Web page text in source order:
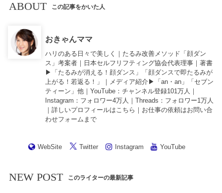
ABOUT この記事をかいた人
おきゃんママ
ハリのある日々で美しく｜たるみ改善メソッド「顔ダン
ス」考案者｜日本セルフリフティング協会代表理事｜著書
▶︎「 たるみが消える！顔ダンス 」「 顔ダンスで即たるみが
上がる！若返る！ 」｜メディア紹介▶︎「an・an」「セブン
ティーン」他｜YouTube ：チャンネル登録101万人｜
Instagram ：フォロワー4万人｜Threads ：フォロワー1万人
｜詳しいプロフィールはこちら ｜お仕事の依頼はお問い合
わせフォーム まで
WebSite Twitter Instagram YouTube
NEW POST このライターの最新記事